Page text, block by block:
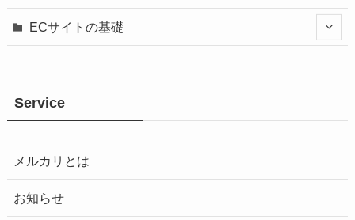
ECサイトの基礎
Service
メルカリとは
お知らせ